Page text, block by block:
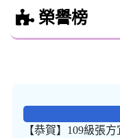
榮譽榜
【恭賀】109級張